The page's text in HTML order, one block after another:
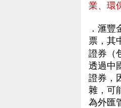
業、環
．滙
票，其
證券（
透過中
證券，
雜，可
為外匯